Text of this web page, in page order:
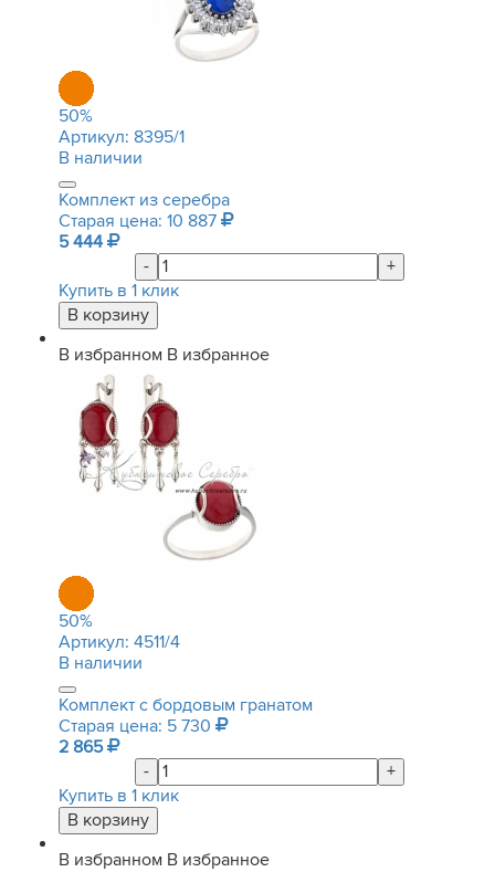
50%
Артикул: 8395/1
В наличии
Комплект из серебра
Старая цена: 10 887
5 444
-
+
Купить в 1 клик
В избранном В избранное
50%
Артикул: 4511/4
В наличии
Комплект с бордовым гранатом
Старая цена: 5 730
2 865
-
+
Купить в 1 клик
В избранном В избранное